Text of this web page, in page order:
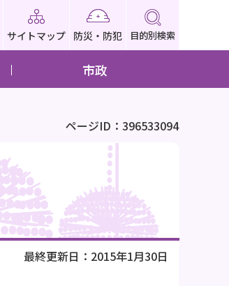
サイトマップ 防災・防犯 目的別検索
市政
ページID：396533094
最終更新日：2015年1月30日